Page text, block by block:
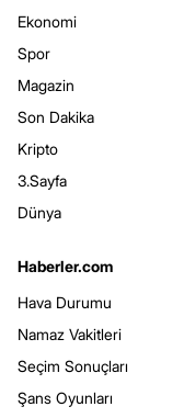
Ekonomi
Spor
Magazin
Son Dakika
Kripto
3.Sayfa
Dünya
Haberler.com
Hava Durumu
Namaz Vakitleri
Seçim Sonuçları
Şans Oyunları